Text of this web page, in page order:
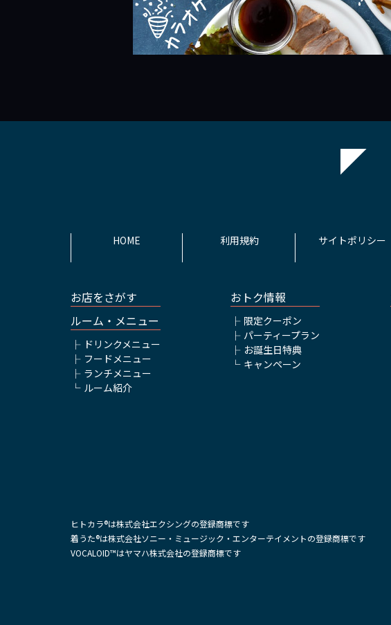
HOME 利用規約 サイトポリシー
お店をさがす
ルーム・メニュー
ドリンクメニュー
フードメニュー
ランチメニュー
ルーム紹介
おトク情報
限定クーポン
パーティープラン
お誕生日特典
キャンペーン
ヒトカラ®は株式会社エクシングの登録商標です
着うた®は株式会社ソニー・ミュージック・エンターテイメントの登録商標です
VOCALOID™はヤマハ株式会社の登録商標です